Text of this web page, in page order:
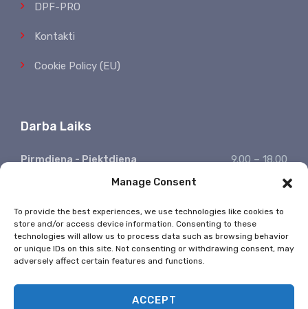
Manage Consent
To provide the best experiences, we use technologies like cookies to
store and/or access device information. Consenting to these
technologies will allow us to process data such as browsing behavior
or unique IDs on this site. Not consenting or withdrawing consent, may
adversely affect certain features and functions.
ACCEPT
DPF-PRO
Kontakti
Cookie Policy (EU)
Darba Laiks
Pirmdiena - Piektdiena
9.00 – 18.00
Sestdiena, Svētdiena
Atpūšamies
Ziņojumu saņemšana
24/7
* Valsts svētkos nestrādājam